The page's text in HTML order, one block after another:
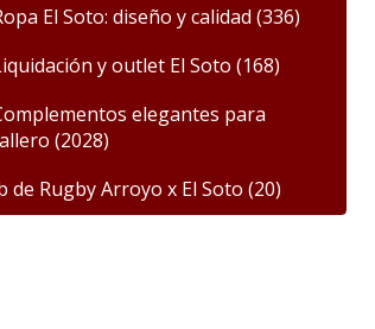
El Soto: diseño y calidad (336)
y outlet El Soto (168)
elegantes para
(2028)
de Rugby Arroyo x El Soto (20)